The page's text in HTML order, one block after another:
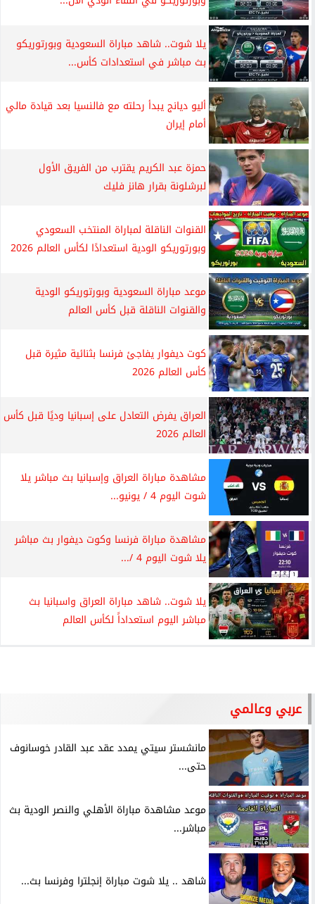
يلا شوت.. شاهد مباراة السعودية وبورتوريكو
بث مباشر في استعدادات كأس...
أليو ديانج يبدأ رحلته مع فالنسيا بعد قيادة مالي
أمام إيران
حمزة عبد الكريم يقترب من الفريق الأول
لبرشلونة بقرار هانز فليك
القنوات الناقلة لمباراة المنتخب السعودي
وبورتوريكو الودية استعدادًا لكأس العالم 2026
موعد مباراة السعودية وبورتوريكو الودية
والقنوات الناقلة قبل كأس العالم
كوت ديفوار يفاجئ فرنسا بثنائية مثيرة قبل
كأس العالم 2026
العراق يفرض التعادل على إسبانيا وديًا قبل كأس
العالم 2026
مشاهدة مباراة العراق وإسبانيا بث مباشر يلا
شوت اليوم 4 / يونيو...
مشاهدة مباراة فرنسا وكوت ديفوار بث مباشر
يلا شوت اليوم 4 /...
يلا شوت.. شاهد مباراة العراق واسبانيا بث
مباشر اليوم استعداداً لكأس العالم
عربي وعالمي
مانشستر سيتي يمدد عقد عبد القادر خوسانوف
حتى...
موعد مشاهدة مباراة الأهلي والنصر الودية بث
مباشر...
شاهد .. يلا شوت مباراة إنجلترا وفرنسا بث...